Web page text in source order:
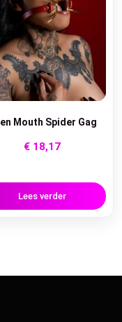
Mouth Spider Gag
€ 18,17
Lees verder